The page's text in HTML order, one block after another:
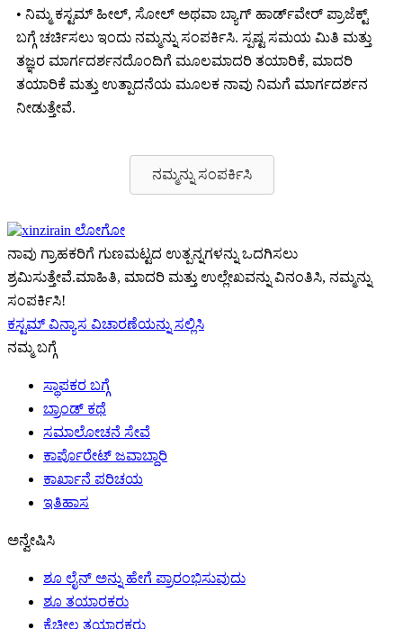
• ನಿಮ್ಮ ಕಸ್ಟಮ್ ಹೀಲ್, ಸೋಲ್ ಅಥವಾ ಬ್ಯಾಗ್ ಹಾರ್ಡ್‌ವೇರ್ ಪ್ರಾಜೆಕ್ಟ್
ಬಗ್ಗೆ ಚರ್ಚಿಸಲು ಇಂದು ನಮ್ಮನ್ನು ಸಂಪರ್ಕಿಸಿ. ಸ್ಪಷ್ಟ ಸಮಯ ಮಿತಿ ಮತ್ತು
ತಜ್ಞರ ಮಾರ್ಗದರ್ಶನದೊಂದಿಗೆ ಮೂಲಮಾದರಿ ತಯಾರಿಕೆ, ಮಾದರಿ
ತಯಾರಿಕೆ ಮತ್ತು ಉತ್ಪಾದನೆಯ ಮೂಲಕ ನಾವು ನಿಮಗೆ ಮಾರ್ಗದರ್ಶನ
ನೀಡುತ್ತೇವೆ.
ನಮ್ಮನ್ನು ಸಂಪರ್ಕಿಸಿ
ನಾವು ಗ್ರಾಹಕರಿಗೆ ಗುಣಮಟ್ಟದ ಉತ್ಪನ್ನಗಳನ್ನು ಒದಗಿಸಲು
ಶ್ರಮಿಸುತ್ತೇವೆ.ಮಾಹಿತಿ, ಮಾದರಿ ಮತ್ತು ಉಲ್ಲೇಖವನ್ನು ವಿನಂತಿಸಿ, ನಮ್ಮನ್ನು
ಸಂಪರ್ಕಿಸಿ!
ಕಸ್ಟಮ್ ವಿನ್ಯಾಸ ವಿಚಾರಣೆಯನ್ನು ಸಲ್ಲಿಸಿ
ನಮ್ಮ ಬಗ್ಗೆ
ಸ್ಥಾಪಕರ ಬಗ್ಗೆ
ಬ್ರಾಂಡ್ ಕಥೆ
ಸಮಾಲೋಚನೆ ಸೇವೆ
ಕಾರ್ಪೊರೇಟ್ ಜವಾಬ್ದಾರಿ
ಕಾರ್ಖಾನೆ ಪರಿಚಯ
ಇತಿಹಾಸ
ಅನ್ವೇಷಿಸಿ
ಶೂ ಲೈನ್ ಅನ್ನು ಹೇಗೆ ಪ್ರಾರಂಭಿಸುವುದು
ಶೂ ತಯಾರಕರು
ಕೈಚೀಲ ತಯಾರಕರು